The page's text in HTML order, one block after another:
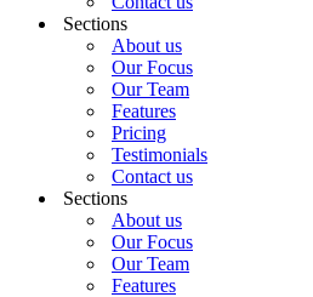
Sections
About us
Our Focus
Our Team
Features
Pricing
Testimonials
Contact us
Sections
About us
Our Focus
Our Team
Features